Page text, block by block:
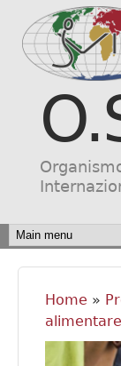
MAIN
Tu
Home »
alimentare